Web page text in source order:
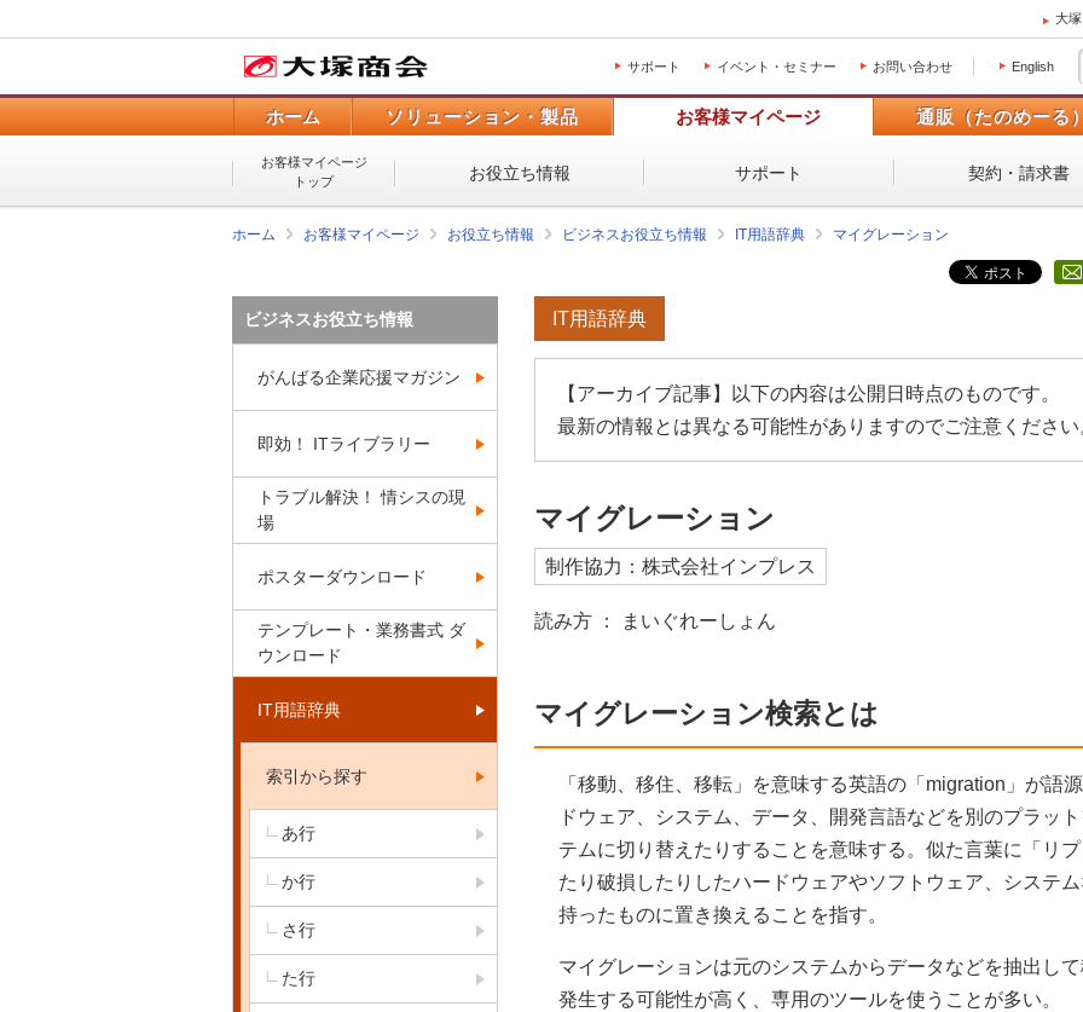
大
サポート イベント・セミナー お問い合わせ English
ホーム ソリューション・製品 お客様マイページ 通販（たのめーる
お客様マイページ
トップ
お役立ち情報 サポート 契約・請求書
ホーム お客様マイページ お役立ち情報 ビジネスお役立ち情報 IT用語辞典 マイグレーション
IT用語辞典
【アーカイブ記事】以下の内容は公開日時点のものです。
最新の情報とは異なる可能性がありますのでご注意ください
マイグレーション
制作協力：株式会社インプレス
読み方 ： まいぐれーしょん
マイグレーション検索とは
「移動、移住、移転」を意味する英語の「migration」が語
ドウェア、システム、データ、開発言語などを別のプラッ
テムに切り替えたりすることを意味する。似た言葉に「リ
たり破損したりしたハードウェアやソフトウェア、システ
持ったものに置き換えることを指す。
マイグレーションは元のシステムからデータなどを抽出し
発生する可能性が高く、専用のツールを使うことが多い。
ビジネスお役立ち情報
がんばる企業応援マガジン
即効！ ITライブラリー
トラブル解決！ 情シスの現
場
ポスターダウンロード
テンプレート・業務書式 ダ
ウンロード
IT用語辞典
索引から探す
あ行
か行
さ行
た行